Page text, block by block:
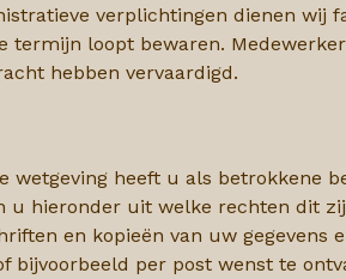
verplichtingen dienen wij
termijn loopt bewaren.
hebben vervaardigd.
wetgeving heeft u als betrokkene
u hieronder uit welke rechten dit
en kopieën van uw gegevens
bijvoorbeeld per post wenst te